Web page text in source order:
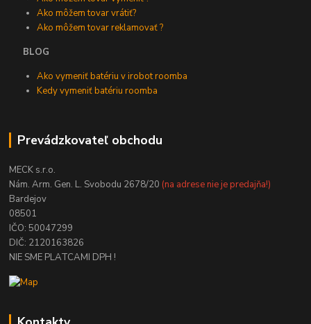
Ako môžem tovar vrátiť?
Ako môžem tovar reklamovať ?
BLOG
Ako vymeniť batériu v irobot roomba
Kedy vymeniť batériu roomba
Prevádzkovateľ obchodu
MECK s.r.o.
Nám. Arm. Gen. L. Svobodu 2678/20 (na adrese nie je predajňa!)
Bardejov
08501
IČO: 50047299
DIČ: 2120163826
NIE SME PLATCAMI DPH !